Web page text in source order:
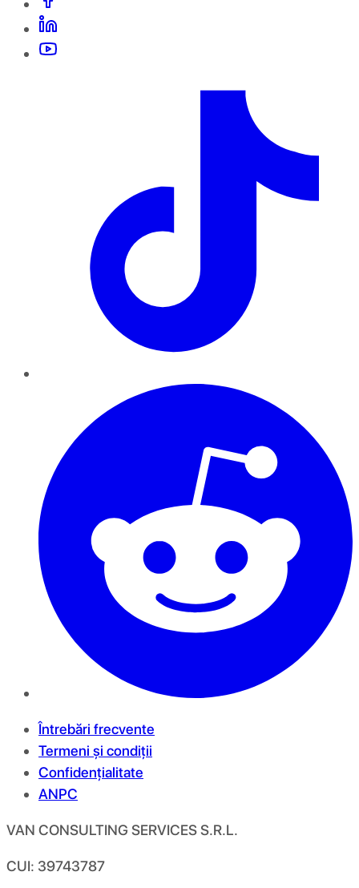
Întrebări frecvente
Termeni și condiții
Confidențialitate
ANPC
VAN CONSULTING SERVICES S.R.L.
CUI: 39743787